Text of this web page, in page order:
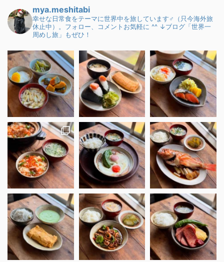
mya.meshitabi
幸せな日常食をテーマに世界中を旅しています♂（只今海外旅
休止中）。フォロー、コメントお気軽に ^^ ↓ブログ「世界一
周めし旅」もぜひ！